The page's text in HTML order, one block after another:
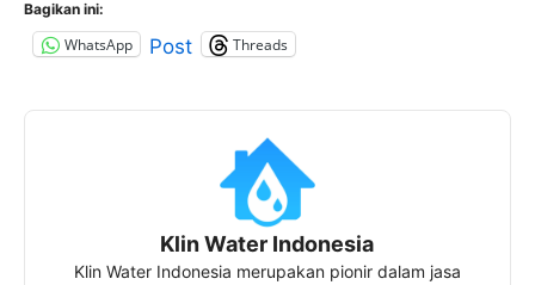
Bagikan ini:
WhatsApp Post Threads
Klin Water Indonesia
Klin Water Indonesia merupakan pionir dalam jasa